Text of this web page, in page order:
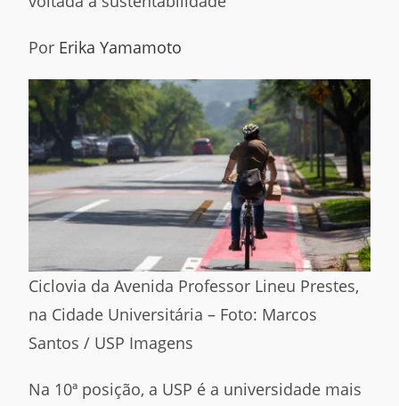
Por Erika Yamamoto
Ciclovia da Avenida Professor Lineu Prestes,
na Cidade Universitária – Foto: Marcos
Santos / USP Imagens
Na 10ª posição, a USP é a universidade mais